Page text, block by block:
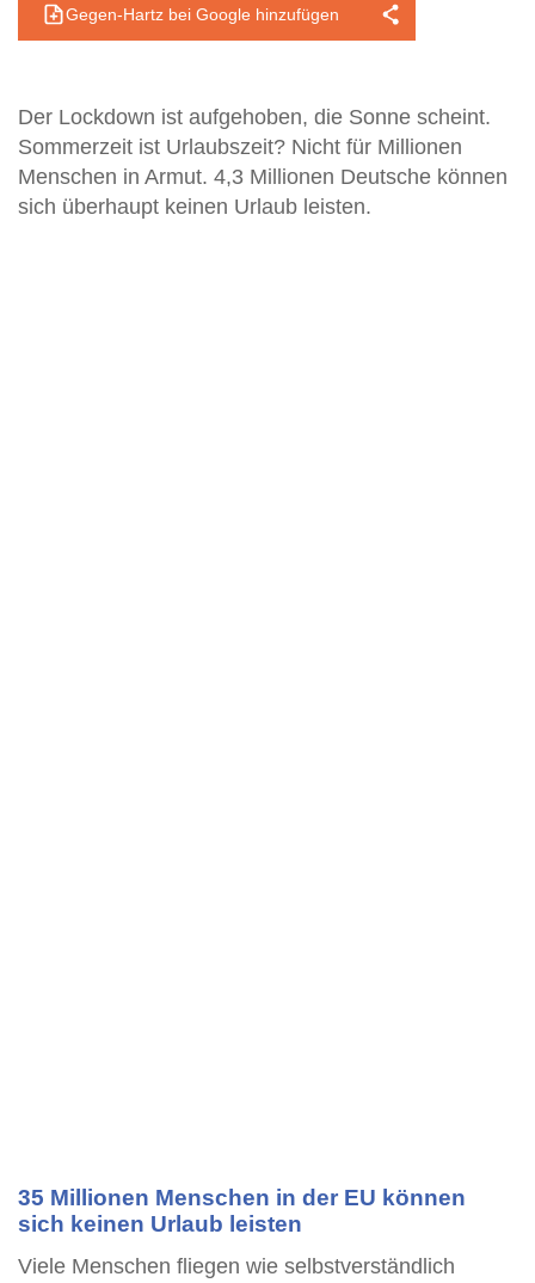
Gegen-Hartz bei Google hinzufügen
Der Lockdown ist aufgehoben, die Sonne scheint.
Sommerzeit ist Urlaubszeit? Nicht für Millionen
Menschen in Armut. 4,3 Millionen Deutsche können
sich überhaupt keinen Urlaub leisten.
35 Millionen Menschen in der EU können
sich keinen Urlaub leisten
Viele Menschen fliegen wie selbstverständlich